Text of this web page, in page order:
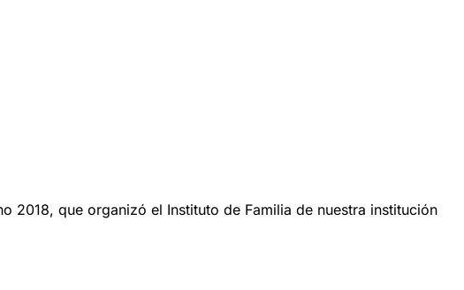
2018, que organizó el Instituto de Familia de nuestra institución